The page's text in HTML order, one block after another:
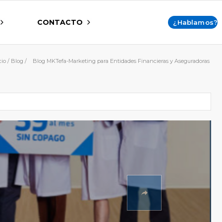
CONTACTO ¿Hablamos?
/ Blog / Blog MKTefa-Marketing para Entidades Financieras y Aseguradoras